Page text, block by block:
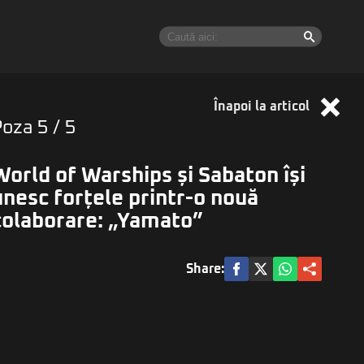
Înapoi la articol
5 / 5
of Warships și Sabaton își
forțele printr-o nouă
„Yamato”
Share: